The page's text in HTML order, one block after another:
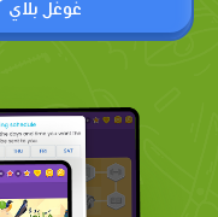
غوغل بلاي